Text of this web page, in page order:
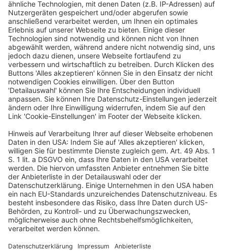
WEITERLESEN
Umsatzsteuerrecht: E-
Rechnung – Herkunft,
Stand, Praxiskonsequenzen und
Kritik
16.07.2026, Seite 201
Ausgehend von einer EU-Initiative zur Sicherung des
Steuersubstrats wurde in Deutschland 2024 eine
Pflicht zur Erstellung einer elektronischen Rechnung
in § 14 Abs. 1 bis 3 UStG implementiert. Damit sind
grundsätzlich alle zwischenunternehmerischen
Rechnungen betroffen. Ausnahmen bestehen für
Kleinbeträge und Kleinunternehmer. Die vollen
Wirkungen der E-Rechnungs-Pflicht entfalten sich ab
dem 1.1.2028, wobei die Empfangspflicht von E-
Rechnungen bereits seit dem 1.1.2025 besteht. Die E-